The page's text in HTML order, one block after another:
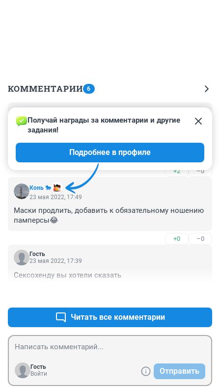
КОММЕНТАРИИ 6
23 мая 2022, 23:08
Для этой страны не столь опасны оспа и холера, как
тотальное, просто поголовное, прогрессирующее с
каждым часом скудоумие ...
+2 –0
Конь 🐎
Получай награды за комментарии и другие
задания!
Подробнее в профиле
23 мая 2022, 17:49
Маски продлить, добавить к обязательному ношению
памперсы😂
+0 –0
Гость
23 мая 2022, 17:39
Сексохенду вы хотели сказать
Читать все комментарии
Гость
Войти
Отправить